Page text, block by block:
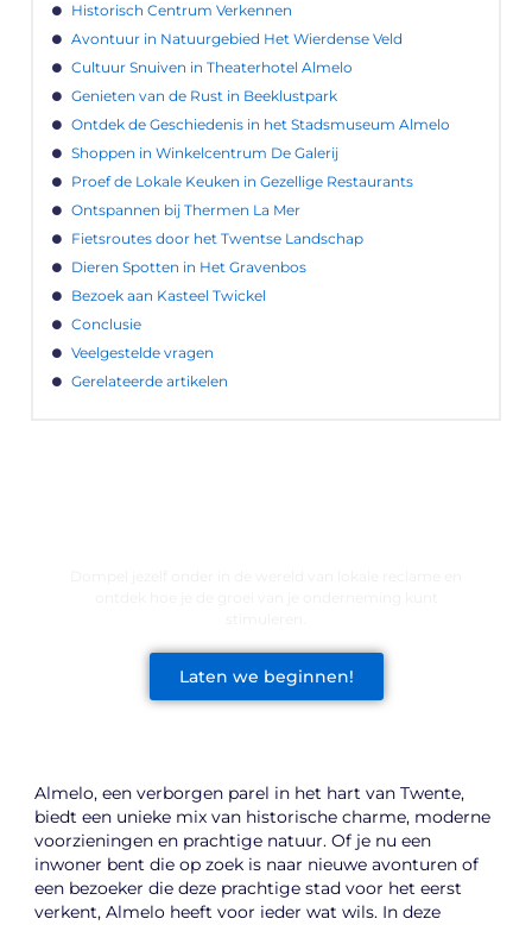
Almelo, een verborgen parel in het hart van Twente,
biedt een unieke mix van historische charme, moderne
voorzieningen en prachtige natuur. Of je nu een
inwoner bent die op zoek is naar nieuwe avonturen of
een bezoeker die deze prachtige stad voor het eerst
verkent, Almelo heeft voor ieder wat wils. In deze
Historisch Centrum Verkennen
Avontuur in Natuurgebied Het Wierdense Veld
Cultuur Snuiven in Theaterhotel Almelo
Genieten van de Rust in Beeklustpark
Ontdek de Geschiedenis in het Stadsmuseum Almelo
Shoppen in Winkelcentrum De Galerij
Proef de Lokale Keuken in Gezellige Restaurants
Ontspannen bij Thermen La Mer
Fietsroutes door het Twentse Landschap
Dieren Spotten in Het Gravenbos
Bezoek aan Kasteel Twickel
Conclusie
Veelgestelde vragen
Gerelateerde artikelen
Laten we beginnen!